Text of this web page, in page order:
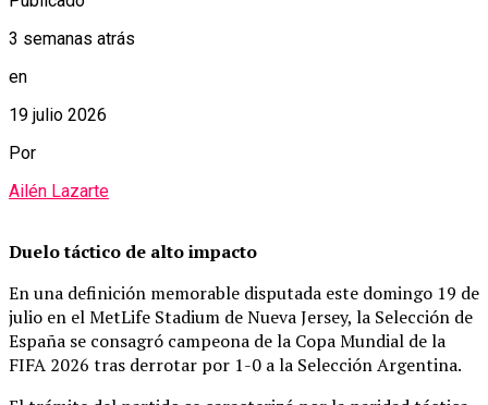
3 semanas atrás
en
19 julio 2026
Por
Ailén Lazarte
Duelo táctico de alto impacto
En una definición memorable disputada este domingo 19 de
julio en el MetLife Stadium de Nueva Jersey, la Selección de
España se consagró campeona de la Copa Mundial de la
FIFA 2026 tras derrotar por 1-0 a la Selección Argentina.